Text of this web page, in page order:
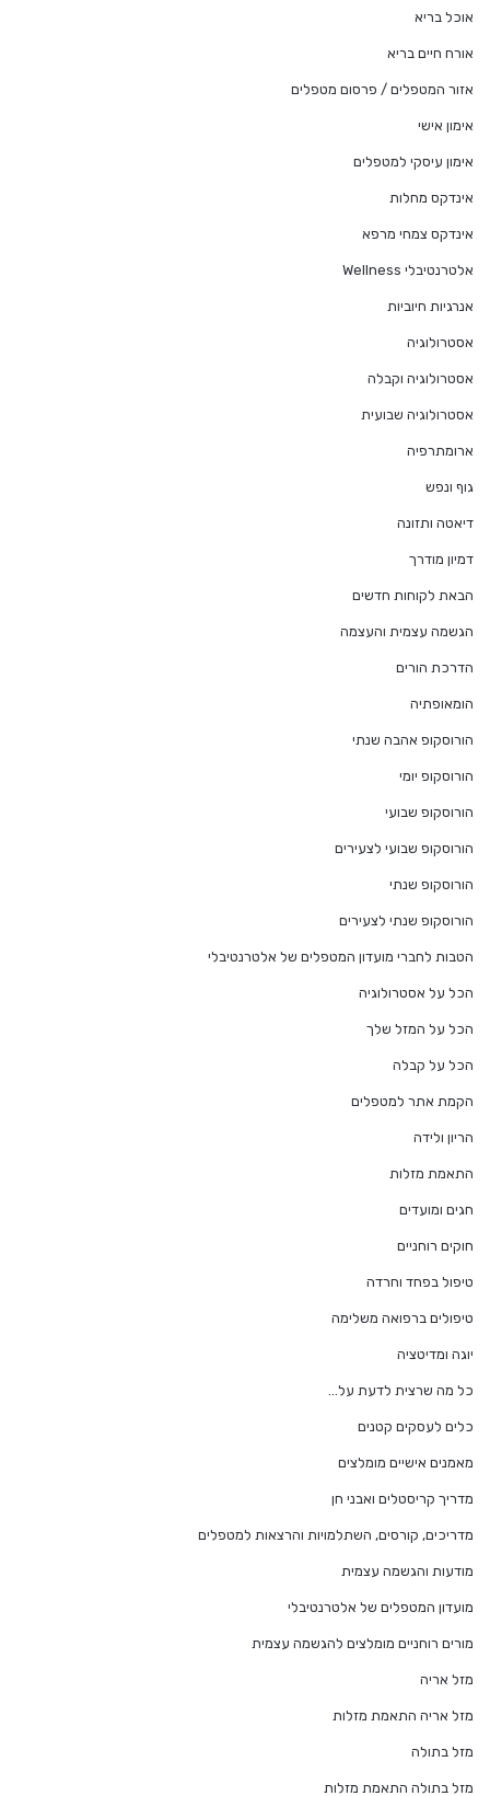
אוכל בריא
אורח חיים בריא
אזור המטפלים / פרסום מטפלים
אימון אישי
אימון עיסקי למטפלים
אינדקס מחלות
אינדקס צמחי מרפא
אלטרנטיבלי Wellness
אנרגיות חיוביות
אסטרולוגיה
אסטרולוגיה וקבלה
אסטרולוגיה שבועית
ארומתרפיה
גוף ונפש
דיאטה ותזונה
דמיון מודרך
הבאת לקוחות חדשים
הגשמה עצמית והעצמה
הדרכת הורים
הומאופתיה
הורוסקופ אהבה שנתי
הורוסקופ יומי
הורוסקופ שבועי
הורוסקופ שבועי לצעירים
הורוסקופ שנתי
הורוסקופ שנתי לצעירים
הטבות לחברי מועדון המטפלים של אלטרנטיבלי
הכל על אסטרולוגיה
הכל על המזל שלך
הכל על קבלה
הקמת אתר למטפלים
הריון ולידה
התאמת מזלות
חגים ומועדים
חוקים רוחניים
טיפול בפחד וחרדה
טיפולים ברפואה משלימה
יוגה ומדיטציה
כל מה שרצית לדעת על…
כלים לעסקים קטנים
מאמנים אישיים מומלצים
מדריך קריסטלים ואבני חן
מדריכים, קורסים, השתלמויות והרצאות למטפלים
מודעות והגשמה עצמית
מועדון המטפלים של אלטרנטיבלי
מורים רוחניים מומלצים להגשמה עצמית
מזל אריה
מזל אריה התאמת מזלות
מזל בתולה
מזל בתולה התאמת מזלות